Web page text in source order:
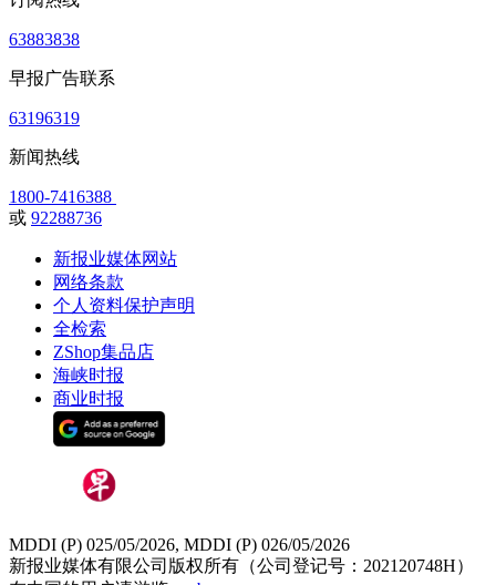
63883838
早报广告联系
63196319
新闻热线
1800-7416388
或 92288736
新报业媒体网站
网络条款
个人资料保护声明
全检索
ZShop集品店
海峡时报
商业时报
MDDI (P) 025/05/2026, MDDI (P) 026/05/2026
新报业媒体有限公司版权所有（公司登记号：202120748H）